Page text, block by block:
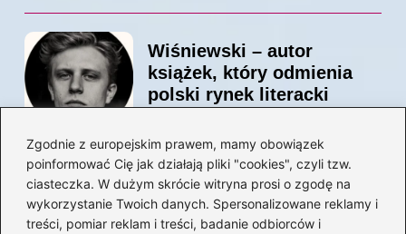
Zgodnie z europejskim prawem, mamy obowiązek
poinformować Cię jak działają pliki "cookies", czyli tzw.
ciasteczka. W dużym skrócie witryna prosi o zgodę na
wykorzystanie Twoich danych. Spersonalizowane reklamy i
treści, pomiar reklam i treści, badanie odbiorców i
Wiśniewski – autor
książek, który odmienia
polski rynek literacki
Magiczne kulisy życia
autora książki o Kubusiu
Puchatku